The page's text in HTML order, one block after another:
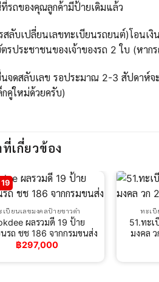
รถของคุณลูกค้ามีป้ายเดิมแล้ว
สลับเปลี่ยนเลขทะเบียนรถยนต์)โอนเ
รประชาชนของเจ้าของรถ 2 ใบ (หาก
นจดสลับเลข รอประมาณ 2-3 สัปดาห์จ
คู่ใหม่ด้วยครับ)
เกี่ยวข้อง
เบียนเลขมงคลป้ายขาวดำ
ผลรวมดี 19 ป้าย
รถ ชช 186 จากกรมขนส่ง
฿297,000
ทะเบี
51.ทะ
มงคล